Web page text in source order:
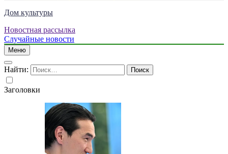
Дом культуры
Just another WordPress site
Новостная рассылка
Случайные новости
Меню
Найти:
Заголовки